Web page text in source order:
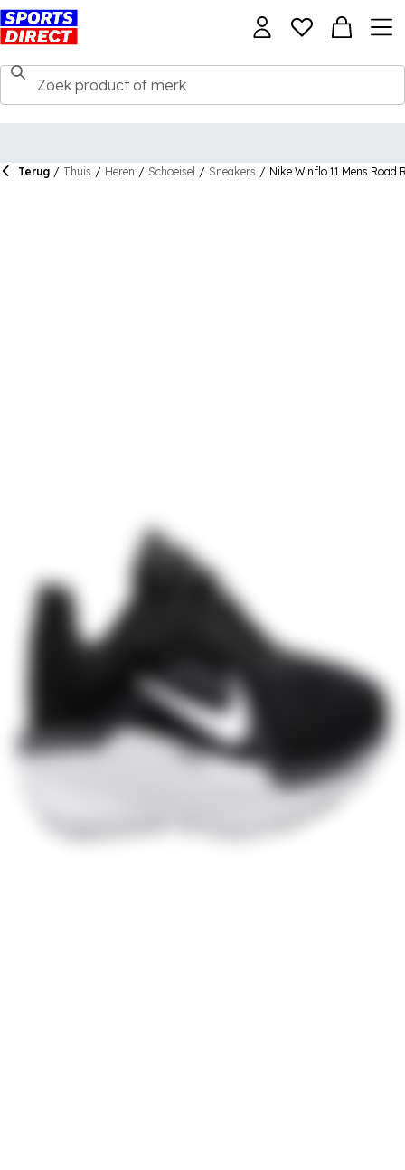
Terug / Thuis / Heren / Schoeisel / Sneakers / Nike Winflo 11 Mens Road